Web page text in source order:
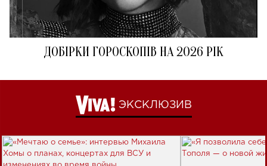
ДОБІРКИ ГОРОСКОПІВ НА 2026 РІК
ЭКСКЛЮЗИВ